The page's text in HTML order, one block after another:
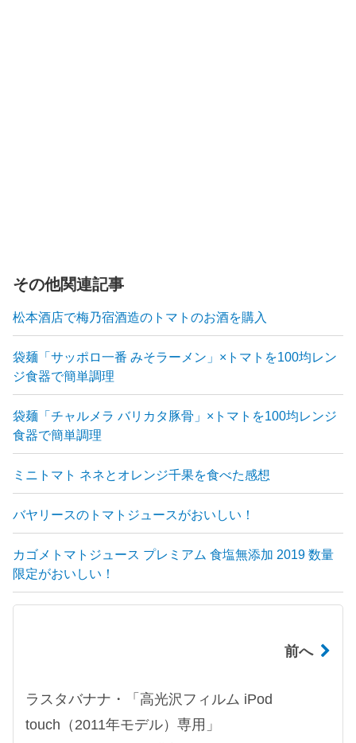
その他関連記事
松本酒店で梅乃宿酒造のトマトのお酒を購入
袋麺「サッポロ一番 みそラーメン」×トマトを100均レン
ジ食器で簡単調理
袋麺「チャルメラ バリカタ豚骨」×トマトを100均レンジ
食器で簡単調理
ミニトマト ネネとオレンジ千果を食べた感想
バヤリースのトマトジュースがおいしい！
カゴメトマトジュース プレミアム 食塩無添加 2019 数量
限定がおいしい！
前へ
ラスタバナナ・「高光沢フィルム iPod
touch（2011年モデル）専用」